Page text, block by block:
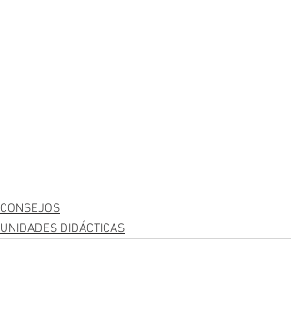
CONSEJOS
UNIDADES DIDÁCTICAS